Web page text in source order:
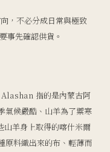
，不必分成日常與極致
先確認供貨。
指的是內蒙古阿
候嚴酷、山羊為了禦寒
羊身上取得的喀什米爾
原料織出來的布、輕薄而